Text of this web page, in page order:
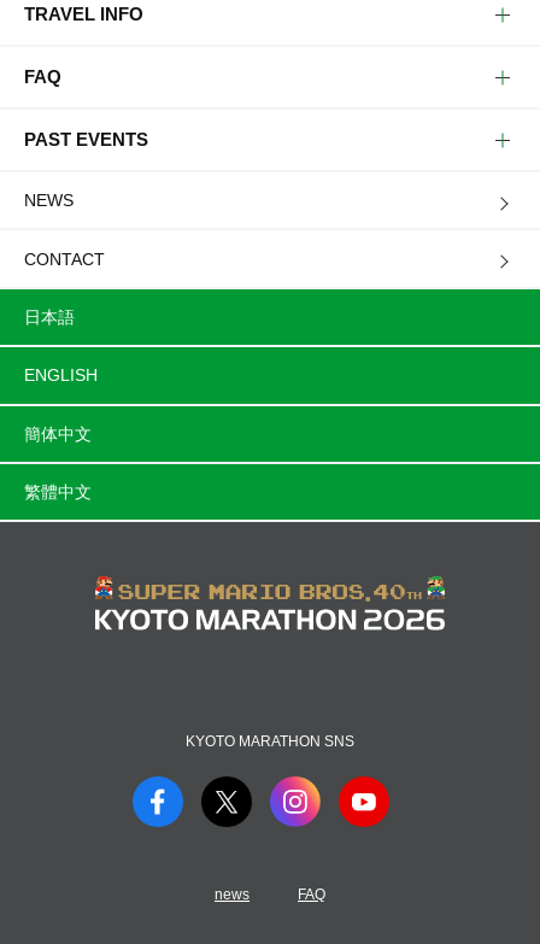
TRAVEL INFO
FAQ
PAST EVENTS
NEWS
CONTACT
日本語
ENGLISH
簡体中文
繁體中文
KYOTO MARATHON SNS
news FAQ